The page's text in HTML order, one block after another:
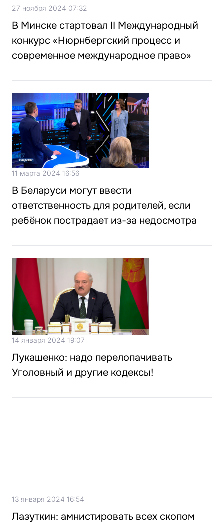
27 ноября 2024 07:32
В Минске стартовал II Международный
конкурс «Нюрнбергский процесс и
современное международное право»
11 марта 2024 16:56
В Беларуси могут ввести
ответственность для родителей, если
ребёнок пострадает из-за недосмотра
14 января 2024 19:07
Лукашенко: надо перелопачивать
Уголовный и другие кодексы!
13 января 2024 16:54
Лазуткин: амнистировать всех скопом